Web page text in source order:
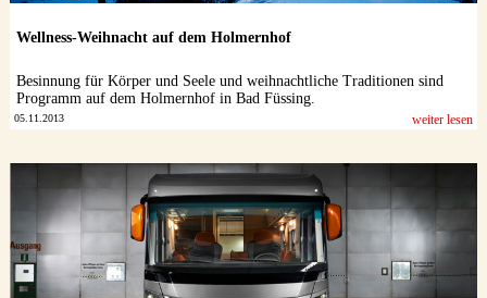
Wellness-Weihnacht auf dem Holmernhof
Besinnung für Körper und Seele und weihnachtliche Traditionen sind
Programm auf dem Holmernhof in Bad Füssing.
05.11.2013 weiter lesen